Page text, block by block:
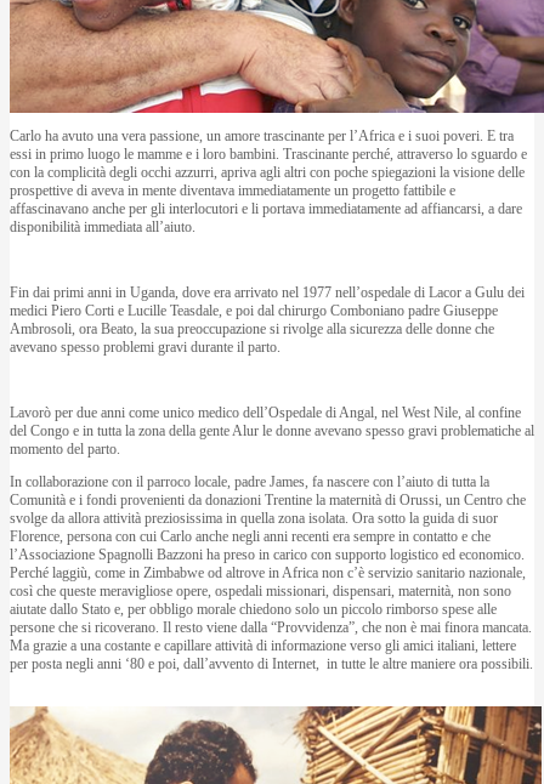
Carlo ha avuto una vera passione, un amore trascinante per l’Africa e i suoi poveri. E tra
essi in primo luogo le mamme e i loro bambini. Trascinante perché, attraverso lo sguardo e
con la complicità degli occhi azzurri, apriva agli altri con poche spiegazioni la visione delle
prospettive di aveva in mente diventava immediatamente un progetto fattibile e
affascinavano anche per gli interlocutori e li portava immediatamente ad affiancarsi, a dare
disponibilità immediata all’aiuto.
Fin dai primi anni in Uganda, dove era arrivato nel 1977 nell’ospedale di Lacor a Gulu dei
medici Piero Corti e Lucille Teasdale, e poi dal chirurgo Comboniano padre Giuseppe
Ambrosoli, ora Beato, la sua preoccupazione si rivolge alla sicurezza delle donne che
avevano spesso problemi gravi durante il parto.
Lavorò per due anni come unico medico dell’Ospedale di Angal, nel West Nile, al confine
del Congo e in tutta la zona della gente Alur le donne avevano spesso gravi problematiche al
momento del parto.
In collaborazione con il parroco locale, padre James, fa nascere con l’aiuto di tutta la
Comunità e i fondi provenienti da donazioni Trentine la maternità di Orussi, un Centro che
svolge da allora attività preziosissima in quella zona isolata. Ora sotto la guida di suor
Florence, persona con cui Carlo anche negli anni recenti era sempre in contatto e che
l’Associazione Spagnolli Bazzoni ha preso in carico con supporto logistico ed economico.
Perché laggiù, come in Zimbabwe od altrove in Africa non c’è servizio sanitario nazionale,
così che queste meravigliose opere, ospedali missionari, dispensari, maternità, non sono
aiutate dallo Stato e, per obbligo morale chiedono solo un piccolo rimborso spese alle
persone che si ricoverano. Il resto viene dalla “Provvidenza”, che non è mai finora mancata.
Ma grazie a una costante e capillare attività di informazione verso gli amici italiani, lettere
per posta negli anni ‘80 e poi, dall’avvento di Internet, in tutte le altre maniere ora possibili.